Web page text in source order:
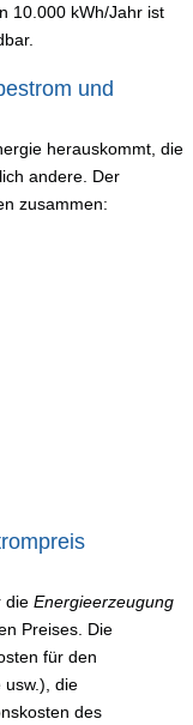
10.000 kWh/Jahr ist
und
herauskommt, die
andere. Der
zusammen:
die Energieerzeugung
Preises. Die
für den
usw.), die
des